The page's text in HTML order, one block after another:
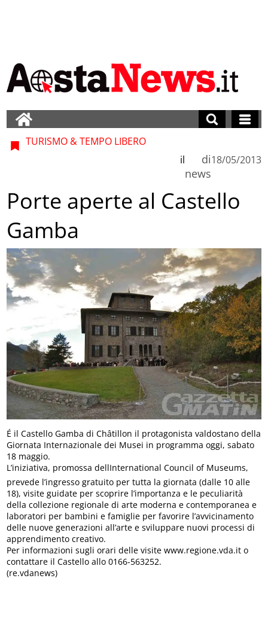
TURISMO & TEMPO LIBERO
di
news
il 18/05/2013
Porte aperte al Castello
Gamba
É il Castello Gamba di Châtillon il protagonista valdostano della
Giornata Internazionale dei Musei in programma oggi, sabato
18 maggio.
L’iniziativa, promossa dellInternational Council of Museums,
prevede l’ingresso gratuito per tutta la giornata (dalle 10 alle
18), visite guidate per scoprire l’importanza e le peculiarità
della collezione regionale di arte moderna e contemporanea e
laboratori per bambini e famiglie per favorire l’avvicinamento
delle nuove generazioni all’arte e sviluppare nuovi processi di
apprendimento creativo.
Per informazioni sugli orari delle visite www.regione.vda.it o
contattare il Castello allo 0166-563252.
(re.vdanews)